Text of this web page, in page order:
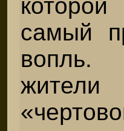
самый
жители